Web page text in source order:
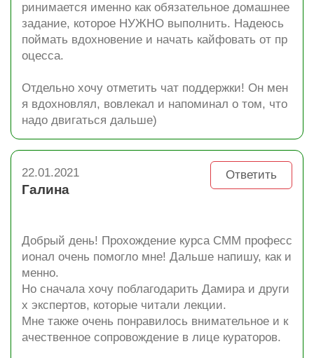
ринимается именно как обязательное домашнее
задание, которое НУЖНО выполнить. Надеюсь
поймать вдохновение и начать кайфовать от пр
оцесса.
Отдельно хочу отметить чат поддержки! Он мен
я вдохновлял, вовлекал и напоминал о том, что
надо двигаться дальше)
Ответить
22.01.2021
Галина
Добрый день! Прохождение курса СММ професс
ионал очень помогло мне! Дальше напишу, как и
менно.
Но сначала хочу поблагодарить Дамира и други
х экспертов, которые читали лекции.
Мне также очень понравилось внимательное и к
ачественное сопровождение в лице кураторов.